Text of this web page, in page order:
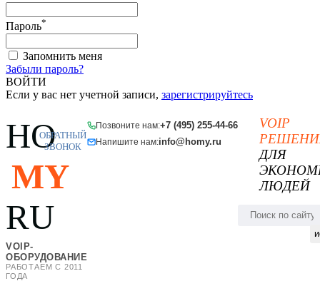
Пароль*
Запомнить меня
Забыли пароль?
ВОЙТИ
Если у вас нет учетной записи, зарегистрируйтесь
HO
MY
RU
VOIP-
ОБОРУДОВАНИЕ
РАБОТАЕМ С 2011
ГОДА
Позвоните нам:+7 (495) 255-44-66
Напишите нам:info@homy.ru
ОБРАТНЫЙ
ЗВОНОК
VOIP
ДЛЯ
ЛЮДЕЙ